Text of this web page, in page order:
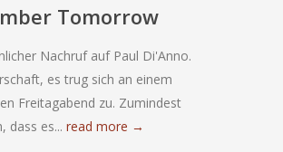
Tomorrow
Nachruf auf Paul Di'Anno.
es trug sich an einem
Freitagabend zu. Zumindest
dass es... read more →